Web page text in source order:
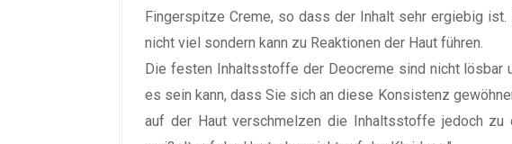
Fingerspitze Creme, so dass der Inhalt sehr ergiebig
nicht viel sondern kann zu Reaktionen der Haut führen.
Die festen Inhaltsstoffe der Deocreme sind nicht lösbar
es sein kann, dass Sie sich an diese Konsistenz
auf der Haut verschmelzen die Inhaltsstoffe jedoch zu